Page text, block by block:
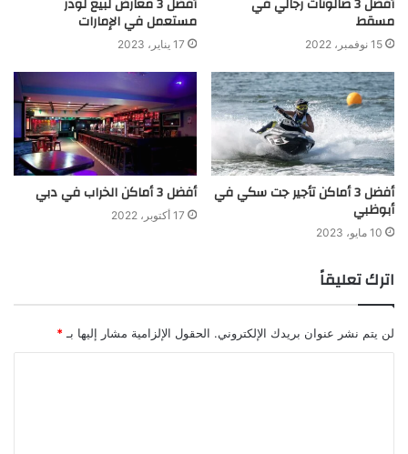
أفضل 3 صالونات رجالي في
مسقط
15 نوفمبر، 2022
أفضل 3 معارض لبيع لودر
مستعمل في الإمارات
17 يناير، 2023
أفضل 3 أماكن تأجير جت سكي في
أبوظبي
10 مايو، 2023
أفضل 3 أماكن الخراب في دبي
17 أكتوبر، 2022
اترك تعليقاً
لن يتم نشر عنوان بريدك الإلكتروني. الحقول الإلزامية مشار إليها بـ *